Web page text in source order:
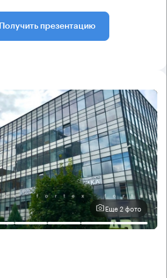
Получить презентацию
Еще 2 фото